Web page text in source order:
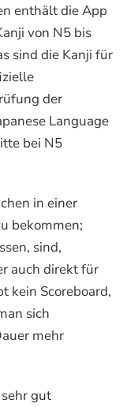
enthält die App
von N5 bis
sind die Kanji für
der
Language
bei N5
in einer
bekommen;
sind,
auch direkt für
kein Scoreboard,
sich
mehr
gut